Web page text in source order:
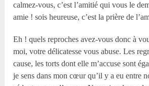
calmez-vous, c’est l’amitié qui vous le
amie ! sois heureuse, c’est la prière de
Eh ! quels reproches avez-vous donc à
moi, votre délicatesse vous abuse. Les
cause, les torts dont elle m’accuse sont
je sens dans mon cœur qu’il y a eu entre